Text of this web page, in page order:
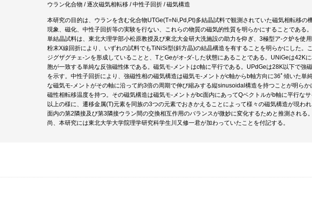
ウラン化合物 / 逐次磁気相転移 / 中性子回折 / 磁気構造
本研究の目的は、ウランを含む化合物UTGe(T=Ni,Pd,Pt)多結晶試料で観測されていた磁気相転移の
現象、磁化、中性子回折等の実験を行ない、これらの物質の磁気的性質を明らかにすることである。
単結晶試料は、東北大理学部小松原教授及び東北大金研大洗施設の助力を仰ぎ、3極型ア-ク炉を使
粉末X線回折により、いずれの試料でもTiNiSi型(斜方晶)の結晶構造を有することを明らかにした。
ジグザグチェ-ンを形成していることと、TとGeがオ-ダ-した状態にあることである。UNiGeは42K
胞が一致する単純な反強磁性体である。磁気モ-メントはc軸に平行である。UPdGeは28K以下で強
を示す。中性子回折により、強磁性相の磁気構造は磁気モ-メントがc軸からb軸方向に36ﾟ傾いた単
な磁気モ-メントがその軸に沿って約3倍の周期で伸び縮みする縦sinusoidal構造を持つことが明ら
磁性相転移温度を持つ。その磁気構造は磁気モ-メントがbc面内にあってQベクトルがb軸に平行なサ
以上の様に、遷移金属(T)元素を同族の3つの元素でおきかえることによって様々の磁気構造が現わ
面内の第2隣接及び第3隣接ウラン間の交換相互作用のバランスが微妙に変化するためと推測される。
尚、本研究には東北大学大学院理学研究科学生川又修一君が加わっていたことを付記する。